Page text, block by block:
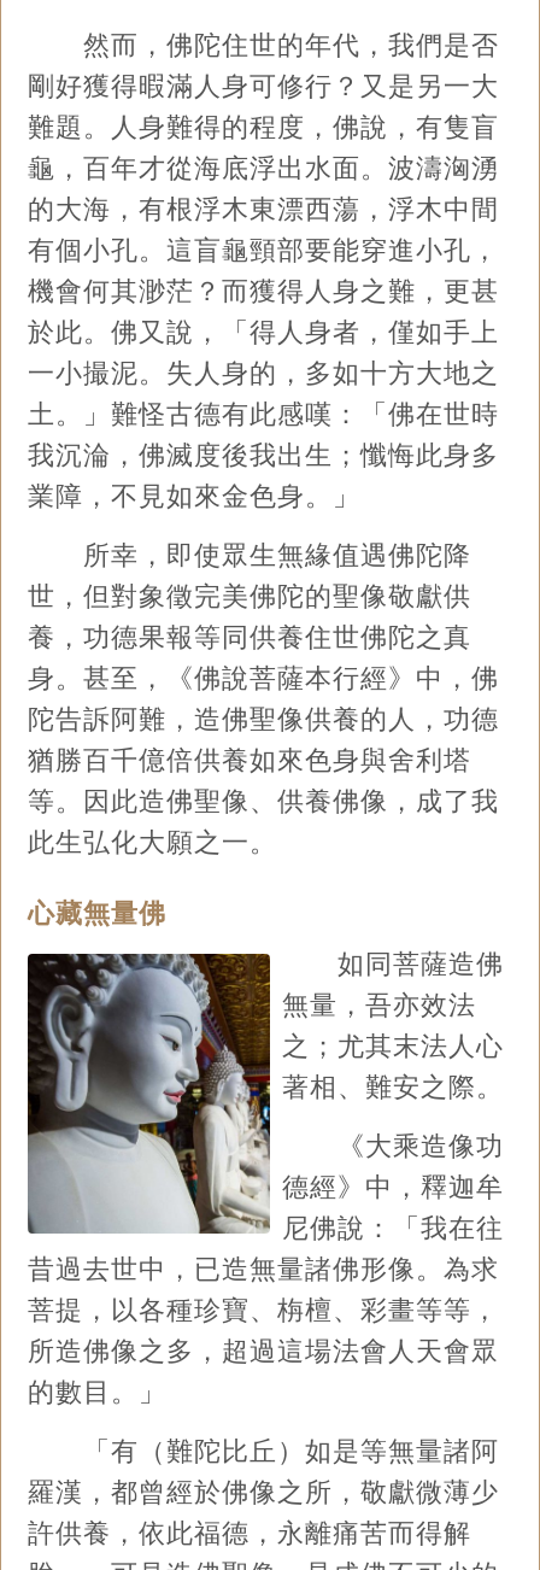
然而，佛陀住世的年代，我們是否
剛好獲得暇滿人身可修行？又是另一大
難題。人身難得的程度，佛說，有隻盲
龜，百年才從海底浮出水面。波濤洶湧
的大海，有根浮木東漂西蕩，浮木中間
有個小孔。這盲龜頸部要能穿進小孔，
機會何其渺茫？而獲得人身之難，更甚
於此。佛又說，「得人身者，僅如手上
一小撮泥。失人身的，多如十方大地之
土。」難怪古德有此感嘆：「佛在世時
我沉淪，佛滅度後我出生；懺悔此身多
業障，不見如來金色身。」
所幸，即使眾生無緣值遇佛陀降
世，但對象徵完美佛陀的聖像敬獻供
養，功德果報等同供養住世佛陀之真
身。甚至，《佛說菩薩本行經》中，佛
陀告訴阿難，造佛聖像供養的人，功德
猶勝百千億倍供養如來色身與舍利塔
等。因此造佛聖像、供養佛像，成了我
此生弘化大願之一。
心藏無量佛
如同菩薩造佛
無量，吾亦效法
之；尤其末法人心
著相、難安之際。
《大乘造像功
德經》中，釋迦牟
尼佛說：「我在往
昔過去世中，已造無量諸佛形像。為求
菩提，以各種珍寶、栴檀、彩畫等等，
所造佛像之多，超過這場法會人天會眾
的數目。」
「有（難陀比丘）如是等無量諸阿
羅漢，都曾經於佛像之所，敬獻微薄少
許供養，依此福德，永離痛苦而得解